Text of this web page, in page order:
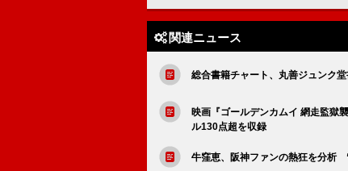
関連ニュース
総合書籍チャート、丸善ジュンク
映画『ゴールデンカムイ 網走監獄
ル130点超を収録
牛窪恵、阪神ファンの熱狂を分析